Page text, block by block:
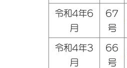
令和4年6
月
67
号
令和4年3
月
66
号